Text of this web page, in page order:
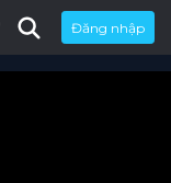
Đăng nhập